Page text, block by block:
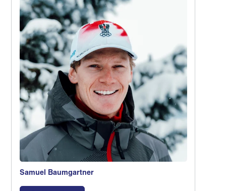
Samuel Baumgartner